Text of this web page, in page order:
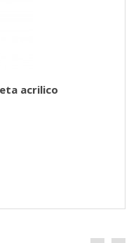
acrilico